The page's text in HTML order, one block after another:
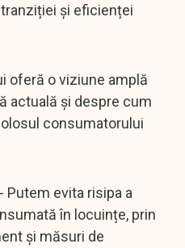
și eficienței
oferă o viziune amplă
actuală și despre cum
consumatorului
- Putem evita risipa a
în locuințe, prin
și măsuri de